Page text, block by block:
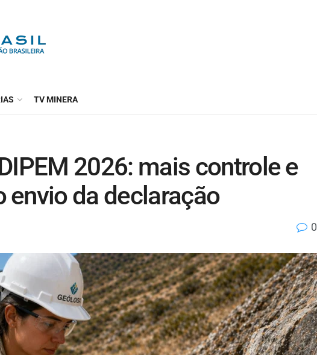
TV MINERA
2026: mais controle e
envio da declaração
0